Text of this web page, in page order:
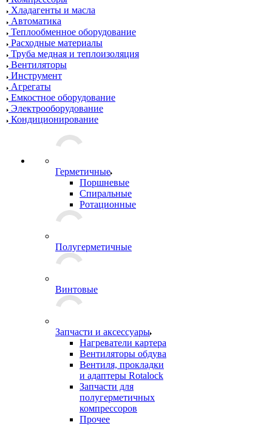
Хладагенты и масла
Автоматика
Теплообменное оборудование
Расходные материалы
Труба медная и теплоизоляция
Вентиляторы
Инструмент
Агрегаты
Емкостное оборудование
Электрооборудование
Кондиционирование
Герметичные
Поршневые
Спиральные
Ротационные
Полугерметичные
Винтовые
Запчасти и аксессуары
Нагреватели картера
Вентиляторы обдува
Вентиля, прокладки
и адаптеры Rotalock
Запчасти для
полугерметичных
компрессоров
Прочее